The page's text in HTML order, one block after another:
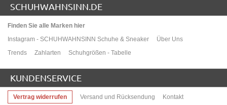
SCHUHWAHNSINN.DE
Finden Sie alle Marken hier
Instagram - SCHUHWAHNSINN Schuhe & Sneaker
Über Uns
Trends
Zahlarten Schuhgrößen - Tabelle
KUNDENSERVICE
Vertrag widerrufen Versand und Rücksendung Kontakt